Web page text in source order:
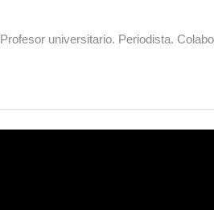
universitario. Periodista.